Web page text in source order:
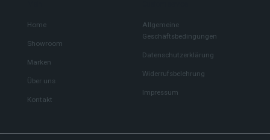
Home
Showroom
Marken
Über uns
Kontakt
Allgemeine
Geschäftsbedingungen
Datenschutzerklärung
Widerrufsbelehrung
Impressum